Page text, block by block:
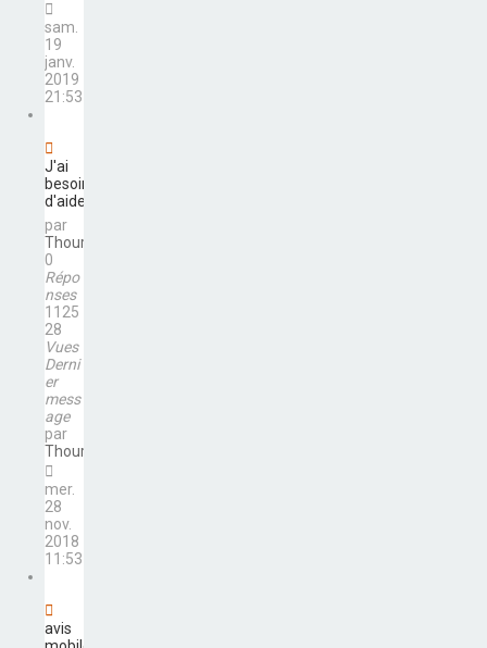
sam.
19
janv.
2019
21:53
J'ai
besoin
d'aide
par
Thourotte
0
Répo
nses
1125
28
Vues
Derni
er
mess
age
par
Thourotte
mer.
28
nov.
2018
11:53
avis